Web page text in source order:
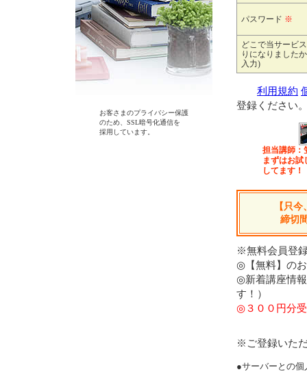
お客さまのプライバシー保護
のため、SSL暗号化通信を
採用しています。
パスワード ※
どこで当サービ
りになりました
入力)
利用規約
登録ください
担当講師
まずはお試
してます！
【只
締切
※無料会員登
◎【無料】の
◎新着講座情
す！）
◎３００円分
※ご登録いた
●サーバーとの個